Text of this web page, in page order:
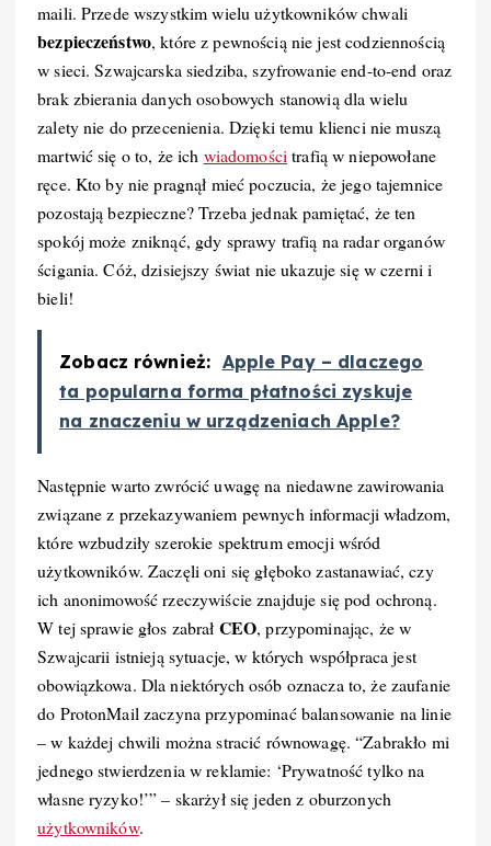
maili. Przede wszystkim wielu użytkowników chwali
bezpieczeństwo, które z pewnością nie jest codziennością
w sieci. Szwajcarska siedziba, szyfrowanie end-to-end oraz
brak zbierania danych osobowych stanowią dla wielu
zalety nie do przecenienia. Dzięki temu klienci nie muszą
martwić się o to, że ich wiadomości trafią w niepowołane
ręce. Kto by nie pragnął mieć poczucia, że jego tajemnice
pozostają bezpieczne? Trzeba jednak pamiętać, że ten
spokój może zniknąć, gdy sprawy trafią na radar organów
ścigania. Cóż, dzisiejszy świat nie ukazuje się w czerni i
bieli!
Zobacz również: Apple Pay – dlaczego
ta popularna forma płatności zyskuje
na znaczeniu w urządzeniach Apple?
Następnie warto zwrócić uwagę na niedawne zawirowania
związane z przekazywaniem pewnych informacji władzom,
które wzbudziły szerokie spektrum emocji wśród
użytkowników. Zaczęli oni się głęboko zastanawiać, czy
ich anonimowość rzeczywiście znajduje się pod ochroną.
W tej sprawie głos zabrał CEO, przypominając, że w
Szwajcarii istnieją sytuacje, w których współpraca jest
obowiązkowa. Dla niektórych osób oznacza to, że zaufanie
do ProtonMail zaczyna przypominać balansowanie na linie
– w każdej chwili można stracić równowagę. “Zabrakło mi
jednego stwierdzenia w reklamie: ‘Prywatność tylko na
własne ryzyko!’” – skarżył się jeden z oburzonych
użytkowników.